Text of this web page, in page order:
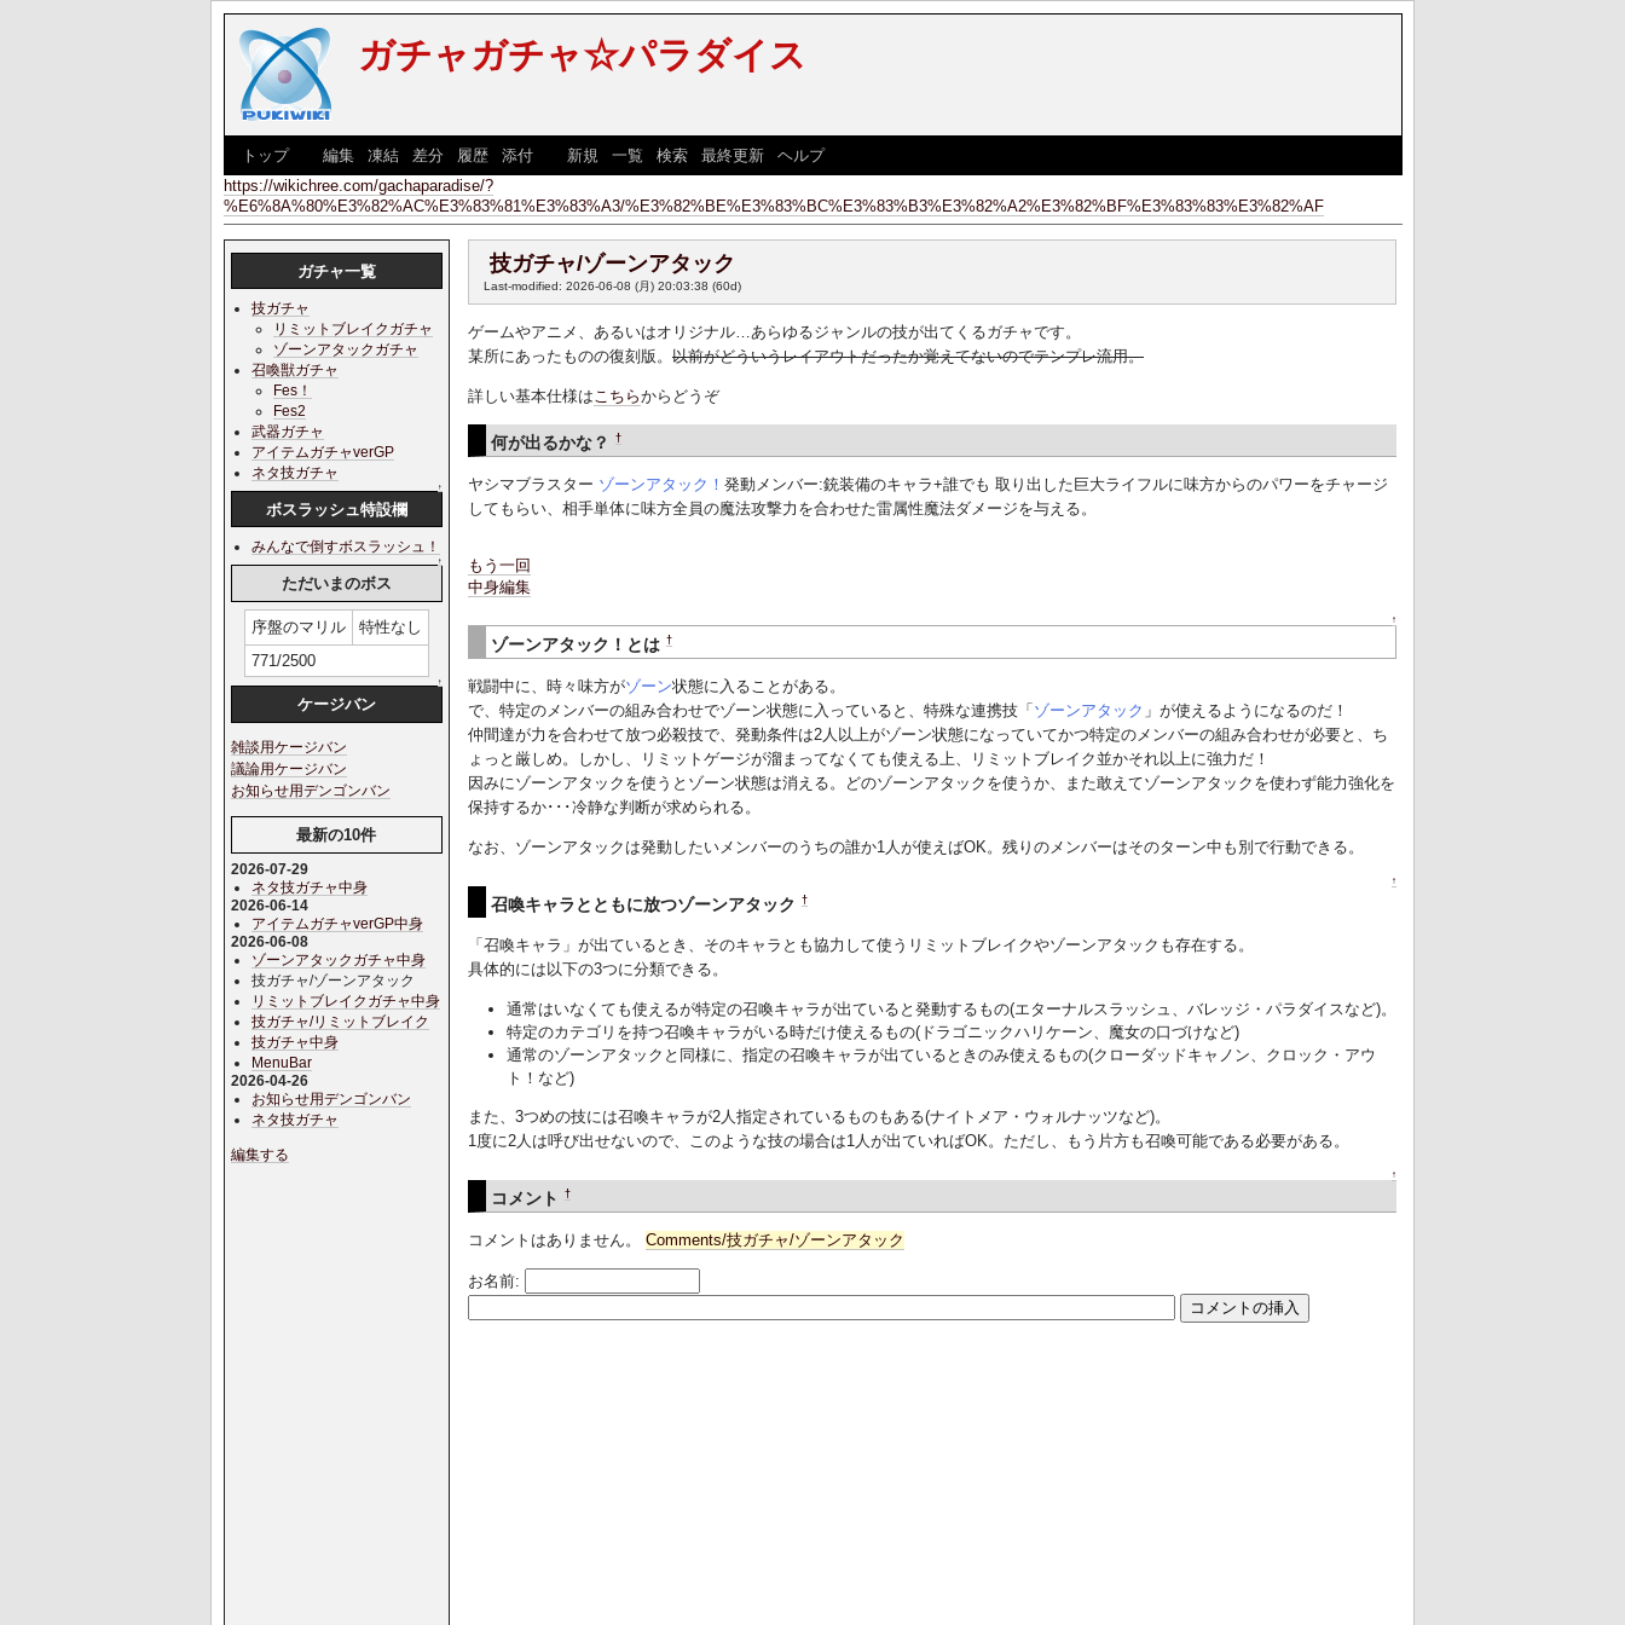
ガチャガチャ☆パラダイス
トップ] [ 編集| 凍結| 差分 履歴| 添付] [ 新規 一覧 検索| 最終更新| ヘルプ]
https://wikichree.com/gachaparadise/?
%E6%8A%80%E3%82%AC%E3%83%81%E3%83%A3/%E3%82%BE%E3%83%BC%E3%83%B3%E3%82%A2%E3%82%BF%E3%83%83%E3%82%AF
技ガチャ/ゾーンアタック
Last-modified: 2026-06-08 (月) 20:03:38 (60d)
ゲームやアニメ、あるいはオリジナル…あらゆるジャンルの技が出てくるガチャです。
某所にあったものの復刻版。 以前がどういうレイアウトだったか覚えてないのでテンプレ流用。
詳しい基本仕様は こちらからどうぞ
何が出るかな？ †
ヤシマブラスター ゾーンアタック！ 発動メンバー:銃装備のキャラ+誰でも 取り出した巨大ライフルに味方からのパワーをチャージ
してもらい、相手単体に味方全員の魔法攻撃力を合わせた雷属性魔法ダメージを与える。
もう一回
中身編集
↑
ゾーンアタック！とは †
戦闘中に、時々味方がゾーン状態に入ることがある。
で、特定のメンバーの組み合わせでゾーン状態に入っていると、特殊な連携技「 ゾーンアタック 」が使えるようになるのだ！
仲間達が力を合わせて放つ必殺技で、発動条件は2人以上がゾーン状態になっていてかつ特定のメンバーの組み合わせが必要と、ち
ょっと厳しめ。しかし、リミットゲージが溜まってなくても使える上、リミットブレイク並かそれ以上に強力だ！
因みにゾーンアタックを使うとゾーン状態は消える。どのゾーンアタックを使うか、また敢えてゾーンアタックを使わず能力強化を
保持するか･･･冷静な判断が求められる。
なお、ゾーンアタックは発動したいメンバーのうちの誰か1人が使えばOK。残りのメンバーはそのターン中も別で行動できる。
↑
召喚キャラとともに放つゾーンアタック †
「召喚キャラ」が出ているとき、そのキャラとも協力して使うリミットブレイクやゾーンアタックも存在する。
具体的には以下の3つに分類できる。
通常はいなくても使えるが特定の召喚キャラが出ていると発動するもの(エターナルスラッシュ、バレッジ・パラダイスなど)。
特定のカテゴリを持つ召喚キャラがいる時だけ使えるもの(ドラゴニックハリケーン、魔女の口づけなど)
通常のゾーンアタックと同様に、指定の召喚キャラが出ているときのみ使えるもの(クローダッドキャノン、クロック・アウ
ト！など)
また、3つめの技には召喚キャラが2人指定されているものもある(ナイトメア・ウォルナッツなど)。
1度に2人は呼び出せないので、このような技の場合は1人が出ていればOK。ただし、もう片方も召喚可能である必要がある。
↑
コメント †
コメントはありません。 Comments/技ガチャ/ゾーンアタック
お名前:
ガチャ一覧
技ガチャ
リミットブレイクガチャ
ゾーンアタックガチャ
召喚獣ガチャ
Fes！
Fes2
武器ガチャ
アイテムガチャverGP
ネタ技ガチャ
↑
ボスラッシュ特設欄
みんなで倒すボスラッシュ！
↑
ただいまのボス
序盤のマリル
特性なし
771/2500
↑
ケージバン
雑談用ケージバン
議論用ケージバン
お知らせ用デンゴンバン
最新の10件
2026-07-29
ネタ技ガチャ中身
2026-06-14
アイテムガチャverGP中身
2026-06-08
ゾーンアタックガチャ中身
技ガチャ/ゾーンアタック
リミットブレイクガチャ中身
技ガチャ/リミットブレイク
技ガチャ中身
MenuBar
2026-04-26
お知らせ用デンゴンバン
ネタ技ガチャ
編集する